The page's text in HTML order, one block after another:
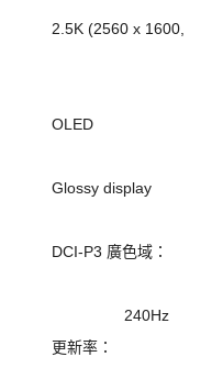
						OLED
						Glossy display
						DCI-P3 廣色域：
						更新率：
240Hz